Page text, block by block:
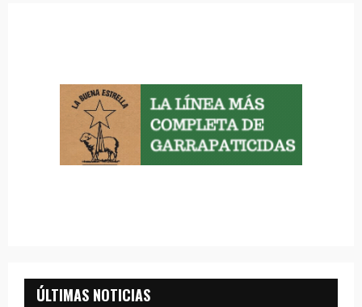
ÚLTIMAS NOTICIAS